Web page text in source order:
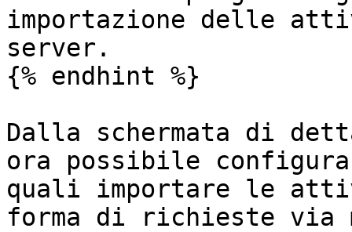
importazione delle
server.
{% endhint %}
Dalla schermata di
ora possibile
quali importare le
forma di richieste via